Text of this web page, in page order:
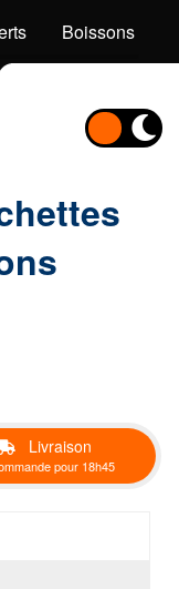
Boissons
Livraison
pour 18h45